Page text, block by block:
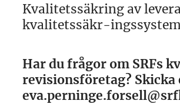
Kvalitetssäkring av
kvalitetssäkr-
Har du frågor om SRFs
revisionsföretag?